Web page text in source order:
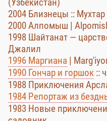
2004 Близнецы :: Мухтар
2000 Алпомыш |
1998 Шайтанат —
Джалил
1996 Маргиана |
1990 Гончар и горшок ::
1988 Приключения
1984 Репортаж из
1983 Новые